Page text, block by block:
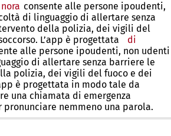
(Si
apre
in
una
nuova
scheda)
consente alle persone ipoudenti,
di linguaggio di allertare senza
della polizia, dei vigili del
L’app è progettata
di
alle persone ipoudenti, non udenti
di allertare senza barriere le
polizia, dei vigili del fuoco e dei
è progettata in modo tale da
una chiamata di emergenza
pronunciare nemmeno una parola.